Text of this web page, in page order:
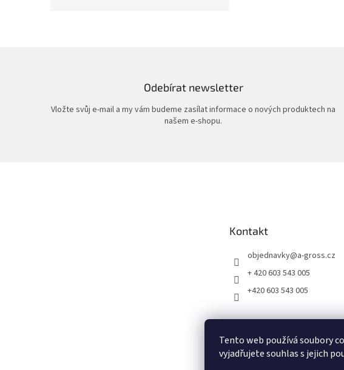
Tento web používá soubory
vyjadřujete souhlas s jejich
Odebírat newsletter
Vložte svůj e-mail a my vám budeme zasílat informace o nových produktech na
našem e-shopu.
Kontakt
objednavky@a-gross.cz
+ 420 603 543 005
+420 603 543 005